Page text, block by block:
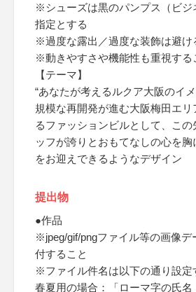
※シューズは黒のパンプス（ビジ
指定とする
※過度な露出／過度な装飾は避け
※動きやすさや機能性も重視する
【テーマ】
“あなたが考えるルクア大阪のイ
規模な再開発が進む大阪梅田エ
るファッションビルとして、この
ッフが誇りとおもてなしの心を
をお迎えできるようなデザイン
提出物
●作品
※jpeg/gif/pngファイル等の画像デ
付すること
※ファイル件名は以下の通り設定
春夏用の場合：「ローマ字の氏名